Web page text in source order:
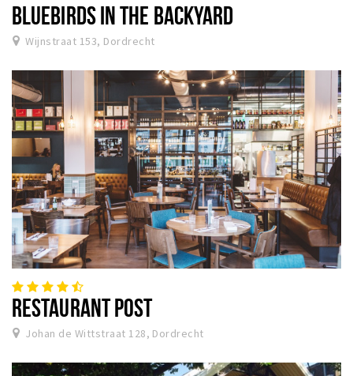
BLUEBIRDS IN THE BACKYARD
Wijnstraat 153, Dordrecht
RESTAURANT POST
Johan de Wittstraat 128, Dordrecht